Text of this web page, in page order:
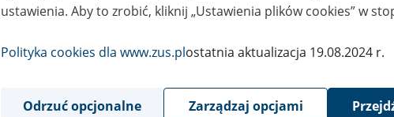
ustawienia. Aby to zrobić, kliknij „Ustawienia plików cookies” w
Polityka cookies dla www.zus.plostatnia aktualizacja 19.08.2024 r.
Odrzuć opcjonalne Zarządzaj opcjami